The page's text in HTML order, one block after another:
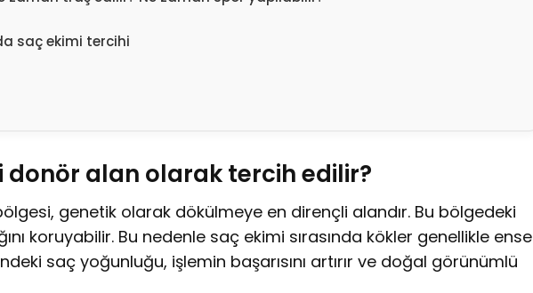
saç ekimi tercihi
donör alan olarak tercih edilir?
genetik olarak dökülmeye en dirençli alandır. Bu bölgedeki
koruyabilir. Bu nedenle saç ekimi sırasında kökler genellikle ense
saç yoğunluğu, işlemin başarısını artırır ve doğal görünümlü